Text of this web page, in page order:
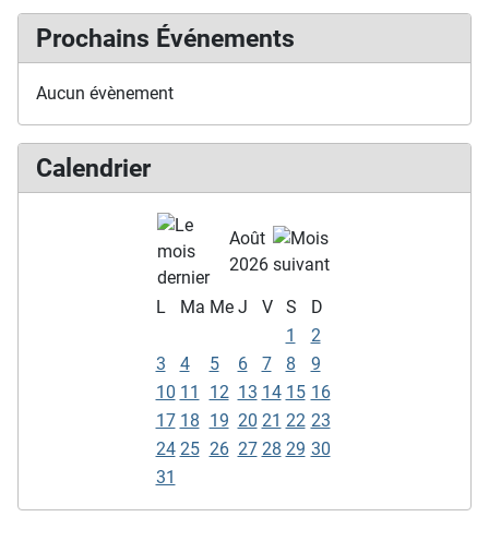
Prochains Événements
Aucun évènement
Calendrier
Août
2026
L Ma Me J V S
D
1
2
3
4 5 6 7 8
9
10 11 12 13 14 15 16
17 18 19 20 21 22 23
24 25 26 27 28 29 30
31